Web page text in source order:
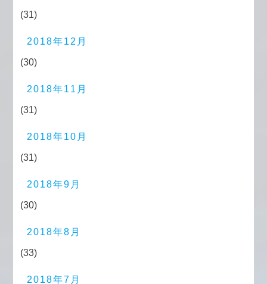
(31)
2018年12月
(30)
2018年11月
(31)
2018年10月
(31)
2018年9月
(30)
2018年8月
(33)
2018年7月